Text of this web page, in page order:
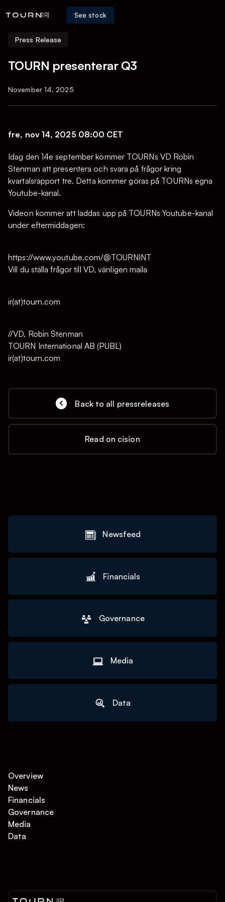
[IR] See stock
Press Release
TOURN presenterar Q3
November 14, 2025
fre, nov 14, 2025 08:00 CET
Idag den 14e september kommer TOURNs VD Robin
Stenman att presentera och svara på frågor kring
kvartalsrapport tre. Detta kommer göras på TOURNs egna
Youtube-kanal.
Videon kommer att laddas upp på TOURNs Youtube-kanal
under eftermiddagen:
https://www.youtube.com/@TOURNINT
Vill du ställa frågor till VD, vänligen maila
ir(at)tourn.com
//VD, Robin Stenman
TOURN International AB (PUBL)
ir(at)tourn.com
Back to all pressreleases
Read on cision
Newsfeed
Financials
Governance
Media
Data
Overview
News
Financials
Governance
Media
Data